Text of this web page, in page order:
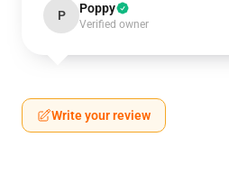
P Poppy
Verified owner
Write your review